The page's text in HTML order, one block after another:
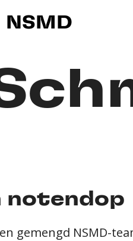
NSMD
notendop
gemengd NSMD-